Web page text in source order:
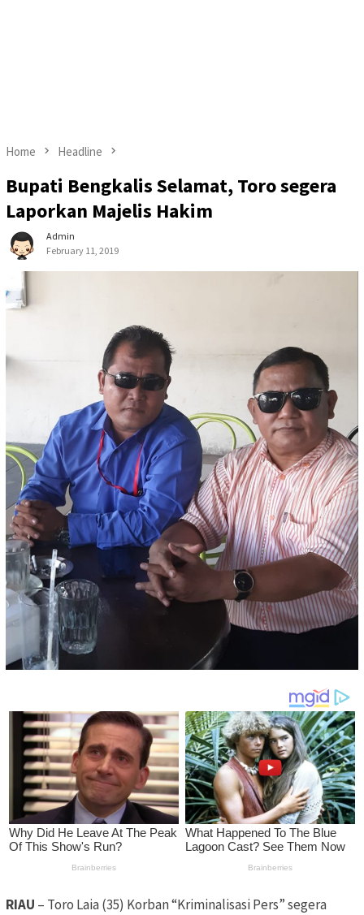
Home Headline
Bupati Bengkalis Selamat, Toro segera
Laporkan Majelis Hakim
Admin
February 11, 2019
RIAU – Toro Laia (35) Korban “Kriminalisasi Pers” segera